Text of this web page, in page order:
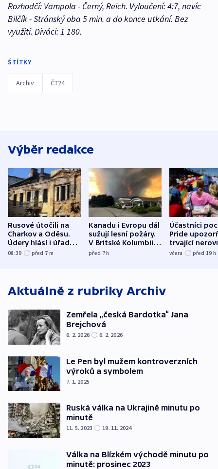
Rozhodčí: Vampola - Černý, Reich. Vyloučení: 4:7, navíc
Bilčík - Stránský oba 5 min. a do konce utkání. Bez
využití. Diváci: 1 180.
ŠTÍTKY
Archiv ČT24
Výběr redakce
Rusové útočili na
Charkov a Oděsu.
Údery hlásí i úřady v
Bělgorodu
08:39 před 7 m
Kanadu i Evropu dál
sužují lesní požáry.
V Britské Kolumbii
evakuovali tisíce lidí
před 7h
Účastníci
Pride
trvající
včera před 19 h
Aktuálně z rubriky Archiv
Zemřela „česká Bardotka“ Jana
Brejchová
6. 2. 2026 6. 2. 2026
Le Pen byl mužem kontroverzních
výroků a symbolem
7. 1. 2025
Ruská válka na Ukrajině minutu po
minutě
11. 5. 2023 19. 11. 2024
Válka na Blízkém východě minutu po
minutě: prosinec 2023